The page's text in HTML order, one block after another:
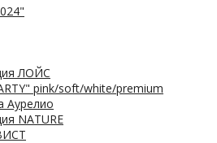
ЛОЙС
pink/soft/white/premium
Аурелио
NATURE